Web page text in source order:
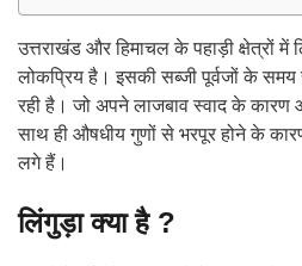
उत्तराखंड और हिमाचल के पहाड़ी क्षेत्रों में
लोकप्रिय है। इसकी सब्जी पूर्वजों के समय
रही है। जो अपने लाजबाव स्वाद के कारण
साथ ही औषधीय गुणों से भरपूर होने के
लगे हैं।
लिंगुड़ा क्या है ?